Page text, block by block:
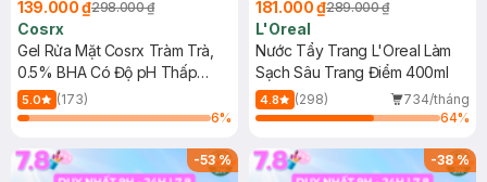
139.000 ₫298.000 ₫
Cosrx
Gel Rửa Mặt Cosrx Tràm Trà,
0.5% BHA Có Độ pH Thấp
150ml
5.0
(173)
6%
181.000 ₫289.000 ₫
L'Oreal
Nước Tẩy Trang L'Oreal Làm
Sạch Sâu Trang Điểm 400ml
4.8 (298)
734/tháng
64%
-53% -38%